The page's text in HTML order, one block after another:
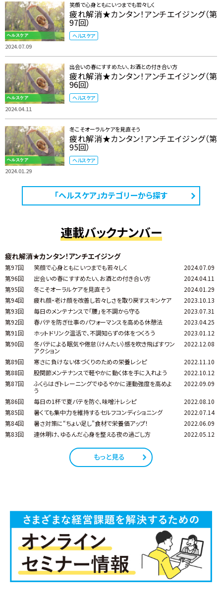
2024.07.09
笑顔で心身ともにいつまでも若々しく
疲れ解消★カンタン！アンチエイジング（第
97回）
ヘルスケア
2024.04.11
出会いの春にすすめたい、お酒との付き合い方
疲れ解消★カンタン！アンチエイジング（第
96回）
ヘルスケア
2024.01.29
冬こそオーラルケアを見直そう
疲れ解消★カンタン！アンチエイジング（第
95回）
ヘルスケア
「ヘルスケア」カテゴリーから探す
連載バックナンバー
疲れ解消★カンタン！アンチエイジング
第97回 笑顔で心身ともにいつまでも若々しく
2024.07.09
第96回
出会いの春にすすめたい、お酒との付き合い方
2024.04.11
第95回
冬こそオーラルケアを見直そう
2024.01.29
第94回
疲れ顔・老け顔を改善し若々しさを取り戻すスキンケア
2023.10.13
第93回
毎日のメンテナンスで「腰」を不調から守る
2023.07.31
第92回
春バテを防ぎ仕事のパフォーマンスを高める休憩法
2023.04.25
第91回
ホットドリンク温活で、不調知らずの体をつくろう
2023.01.12
第90回
冬バテによる眠気や倦怠（けんたい）感を吹き飛ばすワン
アクション
2022.12.08
第89回 寒さに負けない体づくりのための栄養レシピ
2022.11.10
第88回
股関節メンテナンスで軽やかに動く体を手に入れよう
2022.10.12
第87回
ふくらはぎトレーニングでゆるやかに運動強度を高めよ
う
2022.09.09
第86回 毎日の1杯で夏バテを防ぐ、味噌汁レシピ
2022.08.10
第85回
暑くても集中力を維持するセルフコンディショニング
2022.07.14
第84回
暑さ対策に“ちょい足し”食材で栄養価アップ！
2022.06.09
第83回
連休明け、ゆるんだ心身を整える夜の過ごし方 2022.05.12
もっと見る